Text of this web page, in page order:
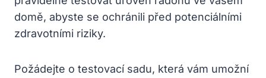
domě, abyste se ochránili před potenciálními
zdravotními riziky.
Požádejte o testovací sadu, která vám umožní